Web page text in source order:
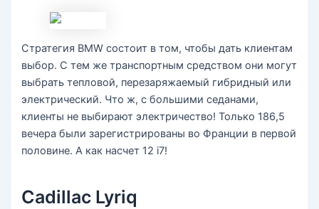
Стратегия BMW состоит в том, чтобы дать клиентам
выбор. С тем же транспортным средством они могут
выбрать тепловой, перезаряжаемый гибридный или
электрический. Что ж, с большими седанами,
клиенты не выбирают электричество! Только 186,5
вечера были зарегистрированы во Франции в первой
половине. А как насчет 12 i7!
Cadillac Lyriq